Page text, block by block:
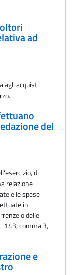
ad
agli acquisti
del
di
relazione
e le spese
in
o delle
143, comma 3,
e